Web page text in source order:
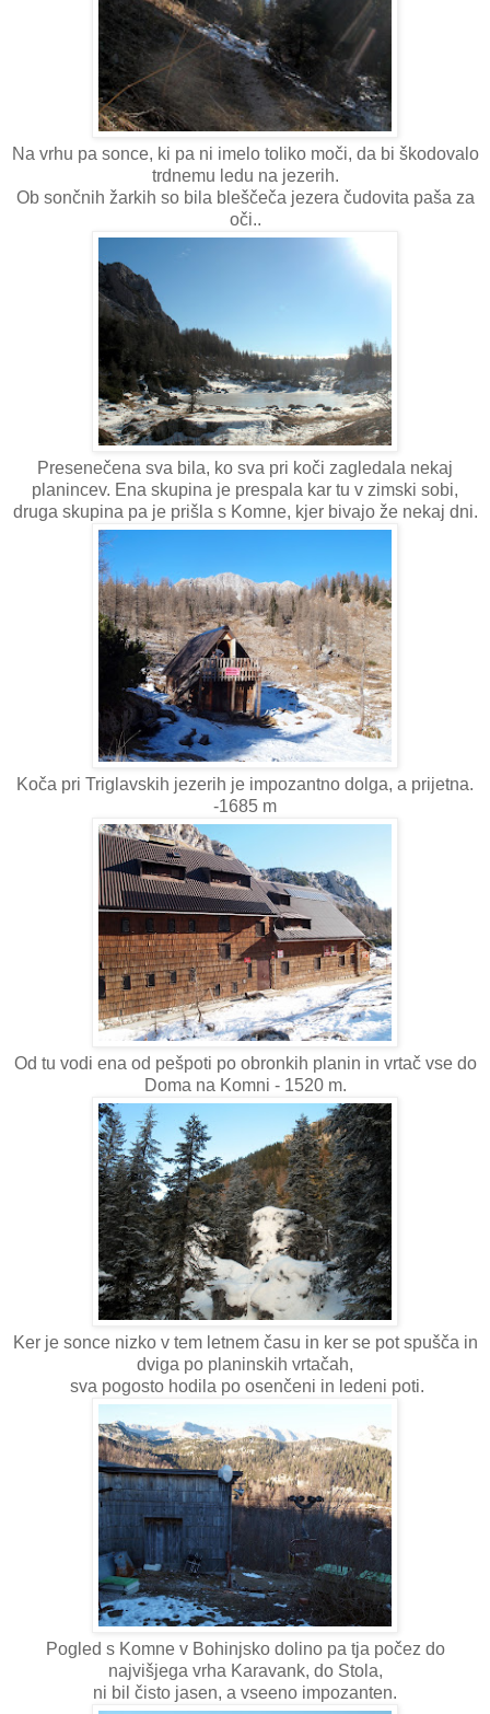
Na vrhu pa sonce, ki pa ni imelo toliko moči, da bi škodovalo
trdnemu ledu na jezerih.
Ob sončnih žarkih so bila bleščeča jezera čudovita paša za
oči..
Presenečena sva bila, ko sva pri koči zagledala nekaj
planincev. Ena skupina je prespala kar tu v zimski sobi,
druga skupina pa je prišla s Komne, kjer bivajo že nekaj dni.
Koča pri Triglavskih jezerih je impozantno dolga, a prijetna.
-1685 m
Od tu vodi ena od pešpoti po obronkih planin in vrtač vse do
Doma na Komni - 1520 m.
Ker je sonce nizko v tem letnem času in ker se pot spušča in
dviga po planinskih vrtačah,
sva pogosto hodila po osenčeni in ledeni poti.
Pogled s Komne v Bohinjsko dolino pa tja počez do
najvišjega vrha Karavank, do Stola,
ni bil čisto jasen, a vseeno impozanten.